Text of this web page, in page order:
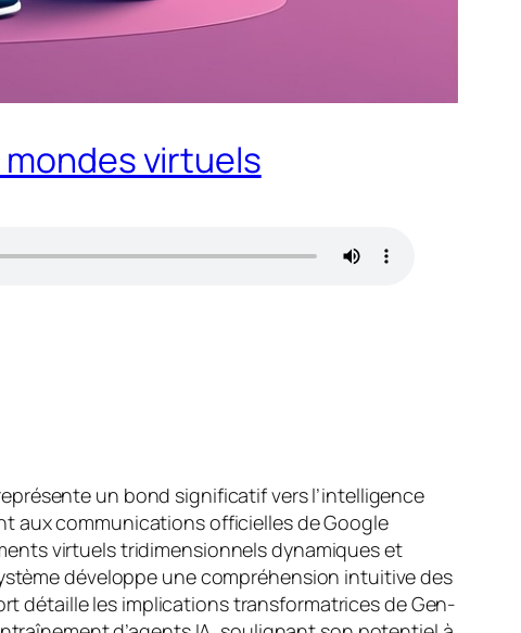
mondes virtuels
un bond significatif vers l’intelligence
aux communications officielles de Google
virtuels tridimensionnels dynamiques et
développe une compréhension intuitive des
détaille les implications transformatrices de Gen-